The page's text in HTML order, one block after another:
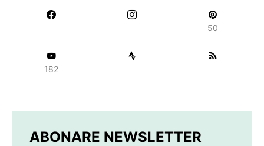
50
182
ABONARE NEWSLETTER